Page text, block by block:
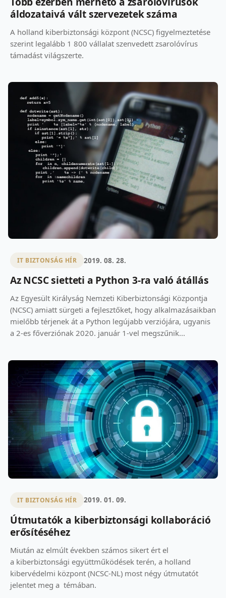
áldozataivá vált szervezetek száma
A holland kiberbiztonsági központ (NCSC) figyelmeztetése
szerint legalább 1 800 vállalat szenvedett zsarolóvírus
támadást világszerte.
IT BIZTONSÁG HÍR 2019. 08. 28.
Az NCSC sietteti a Python 3-ra való átállás
Az Egyesült Királyság Nemzeti Kiberbiztonsági Központja
(NCSC) amiatt sürgeti a fejlesztőket, hogy alkalmazásaikban
mielőbb térjenek át a Python legújabb verziójára, ugyanis
a 2-es főverziónak 2020. január 1-vel megszűnik...
IT BIZTONSÁG HÍR 2019. 01. 09.
Útmutatók a kiberbiztonsági kollaboráció
erősítéséhez
Miután az elmúlt években számos sikert ért el
a kiberbiztonsági együttműködések terén, a holland
kibervédelmi központ (NCSC-NL) most négy útmutatót
jelentet meg a témában.